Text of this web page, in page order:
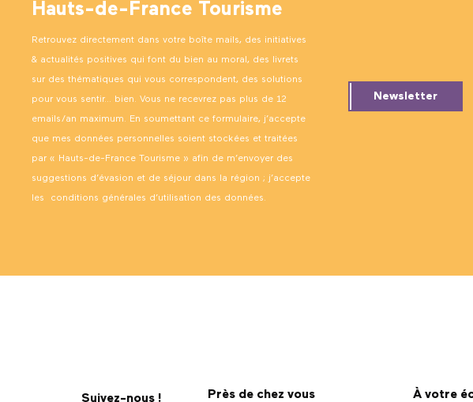
Hauts-de-France Tourisme
Retrouvez directement dans votre boîte mails, des initiatives
& actualités positives qui font du bien au moral, des livrets
sur des thématiques qui vous correspondent, des solutions
pour vous sentir… bien. Vous ne recevrez pas plus de 12
emails/an maximum. En soumettant ce formulaire, j’accepte
que mes données personnelles soient stockées et traitées
par « Hauts-de-France Tourisme » afin de m’envoyer des
suggestions d’évasion et de séjour dans la région ; j’accepte
les conditions générales d’utilisation des données.
Newsletter
Suivez-nous ! Près de chez vous À votre